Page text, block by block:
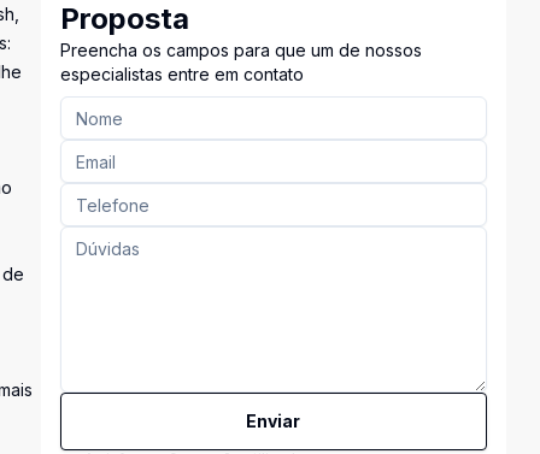
Proposta
Preencha os campos para que um de nossos
especialistas entre em contato
Enviar